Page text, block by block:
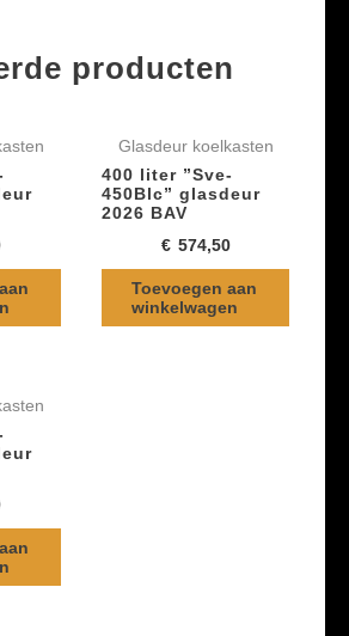
producten
Glasdeur koelkasten
400 liter ”Sve-
450Blc” glasdeur
2026 BAV
€574,50
Toevoegen aan
winkelwagen